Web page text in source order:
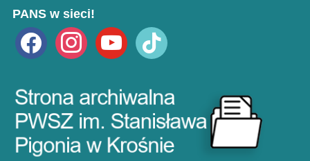
PANS w sieci!
facebook instagramyoutube tiktok